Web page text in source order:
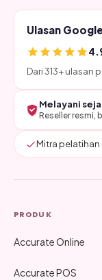
Ulasan Google
Dari 313+ ulasan
Melayani
Reseller resmi,
Mitra pelatihan
PRODUK
Accurate Online
Accurate POS